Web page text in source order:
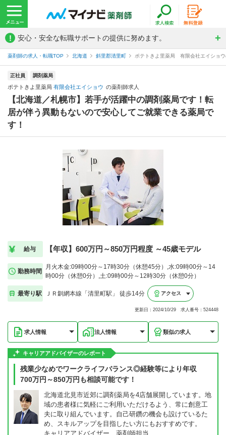
! 安心・安全な転職サポートの提供に努めます。
薬剤師の求人・転職TOP 北海道 斜里郡清里町 ポテトきよ里薬局 有限会社エイショ
正社員 調剤薬局
ポテトきよ里薬局 有限会社エイショウ の薬剤師求人
【北海道／札幌市】若手が活躍中の調剤薬局です！転
居が伴う異動もないので安心してご就業できる薬局で
す！
給与 【年収】600万円～850万円程度 ～45歳モデル
勤務時間
月火木金:09時00分～17時30分（休憩45分）,水:09時00分～14
時00分（休憩0分）,土:09時00分～12時30分（休憩0分）
最寄り駅 ＪＲ釧網本線「清里町駅」 徒歩14分 アクセス
更新日：2024/10/29 求人番号：524448
求人情報 法人情報 類似の求人
キャリアアドバイザーのレポート
残業少なめでワークライフバランス◎経験等により年収
700万円～850万円も相談可能です！
北海道北見市近郊に調剤薬局を4店舗展開しています。地
域の患者様に気軽にご利用いただけるよう、常に創意工
夫に取り組んでいます。自己研鑽の機会も設けているた
め、スキルアップを目指したい方にもおすすめです。
キャリアアドバイザー 薬剤師担当